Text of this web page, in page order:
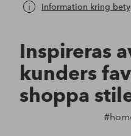
Information kring
Inspireras
kunders
shoppa